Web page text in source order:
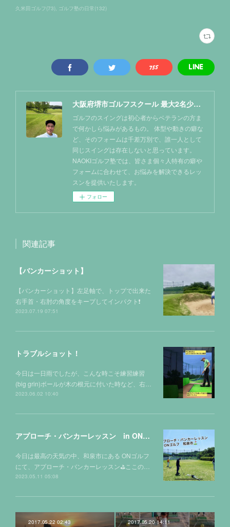
久米田ゴルフ(73) ゴルフ塾の日常(132)
大阪府堺市ゴルフスクール 最大2名少人数レッスン NAOKIゴルフ塾
ゴルフのスイングは初心者からベテランの方ま
で何かしら悩みがあるもの。 体型や動きの癖な
ど、そのフォームは千差万別で、誰一人として
同じスイングは存在しないと思っています。
NAOKIゴルフ塾では、皆さま個々人特有の癖や
フォームに合わせて、お悩みを解決できるレッ
スンを提供いたします。
フォロー
関連記事
【バンカーショット】
【バンカーショット】左足軸で、トップで出来た
右手首・右肘の角度をキープしてインパクト❗️
2023.07.19 07:51
トラブルショット！
今日は一日雨でしたが、こんな時こそ練習練習
(big grin)ボールが木の根元に付いた時など、右…
2023.06.02 10:40
アプローチ・バンカーレッスン in ONゴルフ⛳️
今日は最高の天気の中、和泉市にある ONゴルフ
にて、アプローチ・バンカーレッスン⛳️ここの…
2023.05.11 05:08
2017.05.22 02:43 2017.05.20 14:11